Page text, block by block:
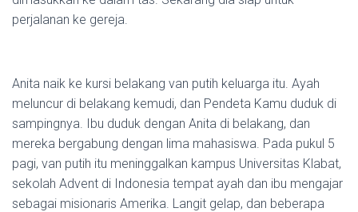
perjalanan ke gereja.
Anita naik ke kursi belakang van putih keluarga itu. Ayah
meluncur di belakang kemudi, dan Pendeta Kamu duduk di
sampingnya. Ibu duduk dengan Anita di belakang, dan
mereka bergabung dengan lima mahasiswa. Pada pukul 5
pagi, van putih itu meninggalkan kampus Universitas Klabat,
sekolah Advent di Indonesia tempat ayah dan ibu mengajar
sebagai misionaris Amerika. Langit gelap, dan beberapa